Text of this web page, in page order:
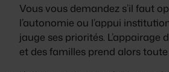
Vous vous demandez s’il faut
l’autonomie ou l’appui
jauge ses priorités. L’appairage
et des familles prend alors